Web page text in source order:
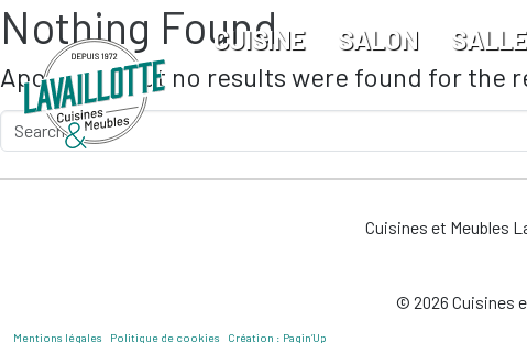
Skip to main content
CUISINE SALON
Nothing Found
Apologies, but no results were found for the
Cuisines et Meubles
© 2026 Cuisines
Mentions légales Politique de cookies Création : Pagin’Up